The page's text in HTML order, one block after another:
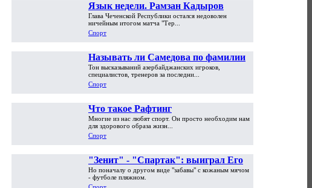
Язык недели. Рамзан Кадыров
Глава Чеченской Республики остался недоволен
ничейным итогом матча "Тер...
Спорт
Называть ли Самедова по фамилии?
Тон высказываний азербайджанских игроков,
специалистов, тренеров за последни...
Спорт
Что такое Рафтинг
Многие из нас любят спорт. Он просто необходим нам
для здорового образа жизн...
Спорт
"Зенит" - "Спартак": выиграл Его
Величество футбол
Но поначалу о другом виде "забавы" с кожаным мячом
- футболе пляжном.